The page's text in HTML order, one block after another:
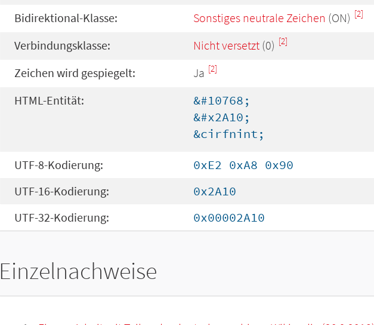
Bidirektional-Klasse: Sonstiges neutrale Zeichen (ON) [2]
Verbindungsklasse: Nicht versetzt (0) [2]
Zeichen wird gespiegelt: Ja [2]
HTML-Entität:
&#10768;
&#x2A10;
&cirfnint;
UTF-8-Kodierung:
0xE2 0xA8 0x90
UTF-16-Kodierung:
0x2A10
UTF-32-Kodierung:
0x00002A10
Einzelnachweise